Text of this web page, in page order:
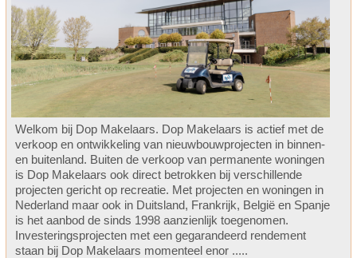
Welkom bij Dop Makelaars. Dop Makelaars is actief met de
verkoop en ontwikkeling van nieuwbouwprojecten in binnen-
en buitenland. Buiten de verkoop van permanente woningen
is Dop Makelaars ook direct betrokken bij verschillende
projecten gericht op recreatie. Met projecten en woningen in
Nederland maar ook in Duitsland, Frankrijk, België en Spanje
is het aanbod de sinds 1998 aanzienlijk toegenomen.
Investeringsprojecten met een gegarandeerd rendement
staan bij Dop Makelaars momenteel enor .....